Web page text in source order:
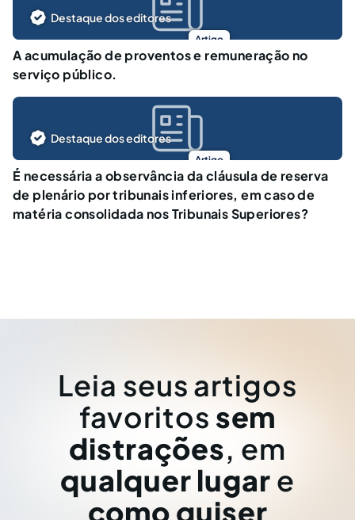
Artigo
Destaque dos editores
A acumulação de proventos e remuneração no
serviço público.
Artigo
Destaque dos editores
É necessária a observância da cláusula de reserva
de plenário por tribunais inferiores, em caso de
matéria consolidada nos Tribunais Superiores?
Leia seus artigos
favoritos sem
distrações, em
qualquer lugar e
como quiser